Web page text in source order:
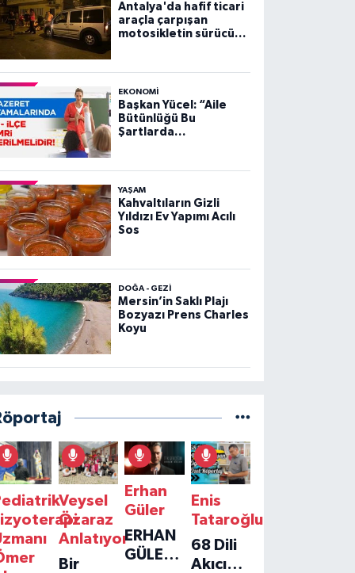
Antalya'da hafif ticari
araçla çarpışan
motosikletin sürücüsü
EKONOMI
Başkan Yücel: “Aile
Bütünlüğü Bu
Şartlarda
YAŞAM
Kahvaltıların Gizli
Yıldızı Ev Yapımı Acılı
Sos
DOĞA - GEZI
Mersin’in Saklı Plajı
Bozyazı Prens Charles
Koyu
Veysel
Özaraz
Anlatıyor
Bir
Erhan
Güler
ERHAN
GÜLER'IN
Enis
Tataroğlu
68 Dili
Akıcı